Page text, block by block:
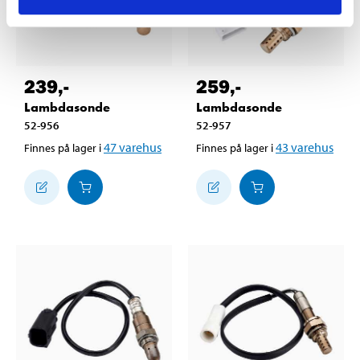
239,-
Lambdasonde
52-956
Finnes på lager i47varehus
259,-
Lambdasonde
52-957
Finnes på lager i43 varehus